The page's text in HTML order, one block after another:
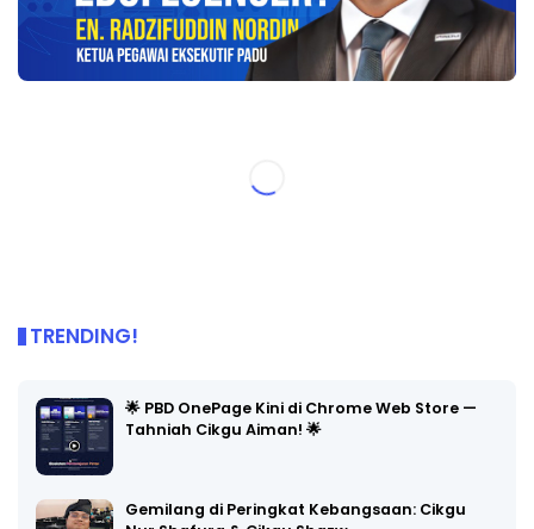
TRENDING!
🌟 PBD OnePage Kini di Chrome Web Store —
Tahniah Cikgu Aiman! 🌟
Gemilang di Peringkat Kebangsaan: Cikgu